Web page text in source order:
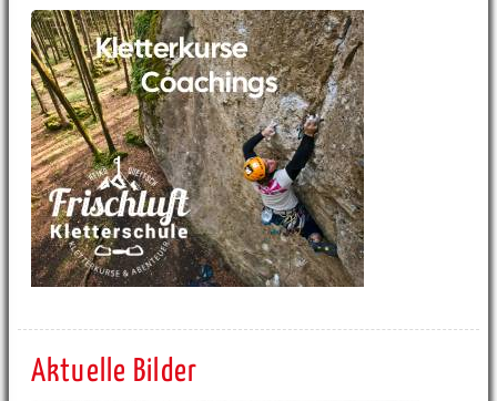
Aktuelle Bilder